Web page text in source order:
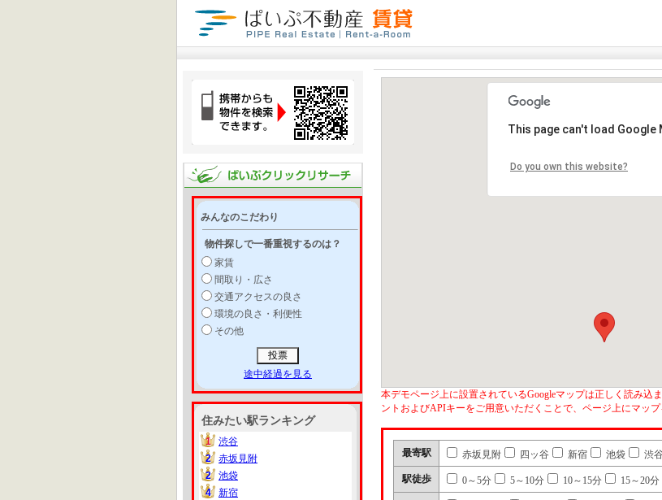
みんなのこだわり
物件探しで一番重視するのは？
家賃
間取り・広さ
交通アクセスの良さ
環境の良さ・利便性
その他
途中経過を見る
住みたい駅ランキング
1
1
渋谷
2
2
赤坂見附
2
2
池袋
4
4
新宿
This page can't load Google
Do you own this website?
本デモページ上に設置されているGoogleマップは正しく読み込
ントおよびAPIキーをご用意いただくことで、ページ上にマップ
最寄駅 赤坂見附 四ッ谷 新宿 池袋 渋
駅徒歩 0～5分 5～10分 10～15分 15～20分